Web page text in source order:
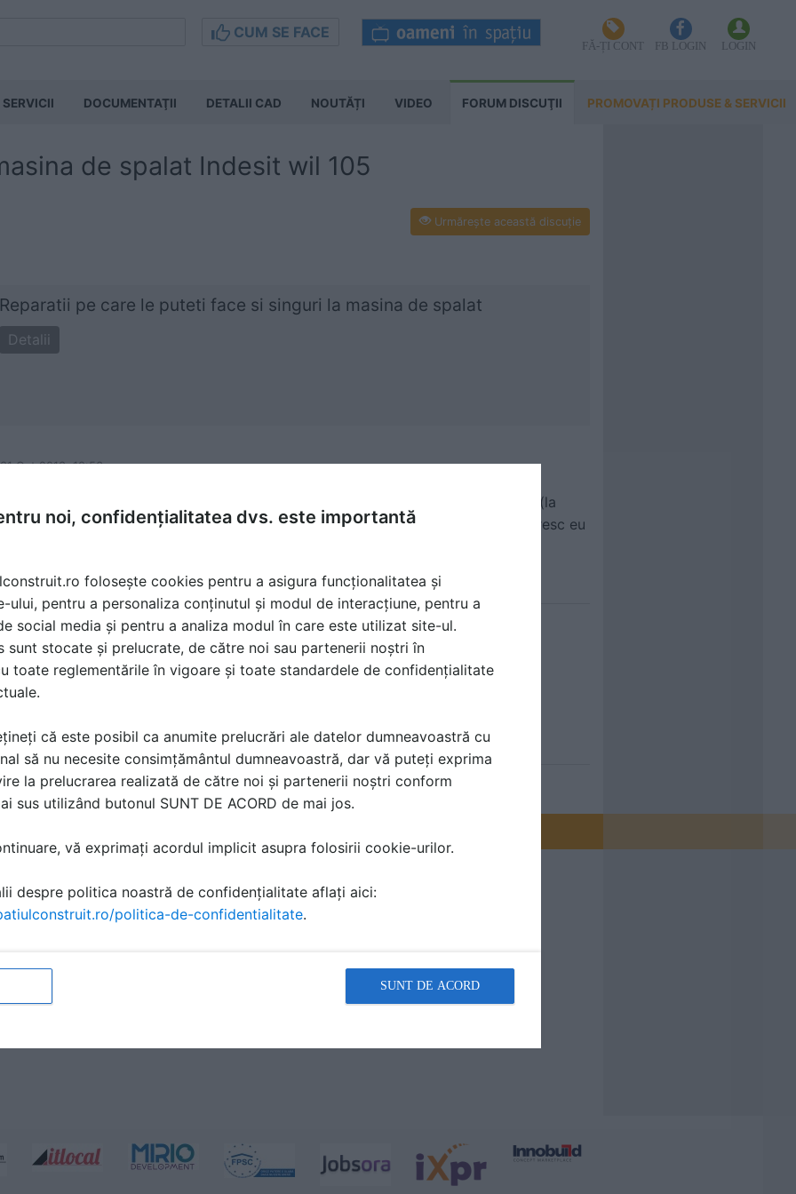
CUM SE FACE
FĂ-ȚI CONT FB LOGIN LOGIN
SERVICII DOCUMENTAŢII DETALII CAD NOUTĂȚI VIDEO FORUM DISCUŢII PROMOVAȚI PRODUSE & SERVICII
de spalat Indesit wil 105
Urmăreşte această discuţie
Reparatii pe care le puteti face si singuri la masina de spalat
Detalii
Oct 2013, 10:56
indesit wil 105, orice program as alege ,la orice temperatura nu il finalizeaza ,(la
,dar dupa un anumit timp intra in faza de stors si asa ramane pana o opresc eu
putea sa fie cauza?
Nov 2013, 01:24
oprire sau evacueaza apa fara oprire?
trebuie sa o scoti din priza?
clipesc pe fata masinii din cele 4 de sus.
noi, confidențialitatea dvs. este importantă
folosește cookies pentru a asigura funcționalitatea și
ului, pentru a personaliza conținutul și modul de interacțiune, pentru a
social media și pentru a analiza modul în care este utilizat site-ul.
sunt stocate și prelucrate, de către noi sau partenerii noștri în
toate reglementările în vigoare și toate standardele de confidențialitate
că este posibil ca anumite prelucrări ale datelor dumneavoastră cu
să nu necesite consimțământul dumneavoastră, dar vă puteți exprima
la prelucrarea realizată de către noi și partenerii noștri conform
sus utilizând butonul SUNT DE ACORD de mai jos.
vă exprimați acordul implicit asupra folosirii cookie-urilor.
despre politica noastră de confidențialitate aflați aici:
politica-de-confidentialitate.
SUNT DE ACORD